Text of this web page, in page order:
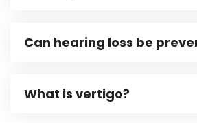
Can hearing loss be
What is vertigo?